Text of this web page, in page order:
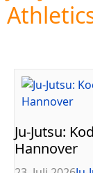
Ju-Jutsu:
Hannover